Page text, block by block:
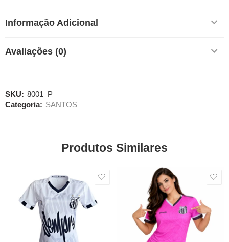
Informação Adicional
Avaliações (0)
SKU: 8001_P
Categoria: SANTOS
Produtos Similares